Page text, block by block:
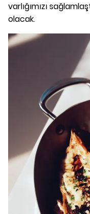
varlığımızı
olacak.